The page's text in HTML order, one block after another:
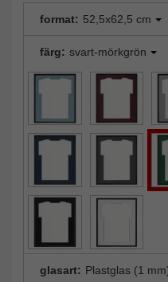
format: 52,5x62,5 cm
färg: svart-mörkgrön
glasart: Plastglas (1